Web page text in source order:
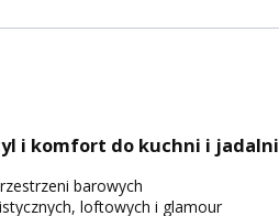
i komfort do kuchni i jadalni
barowych
loftowych i glamour